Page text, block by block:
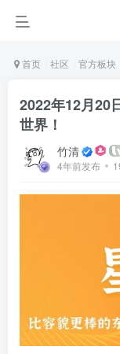
首页 社区 官方板块
2022年12月20
世界！
竹清
4年前发布